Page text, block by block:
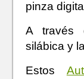
pinza
A través
silábica y
Estos